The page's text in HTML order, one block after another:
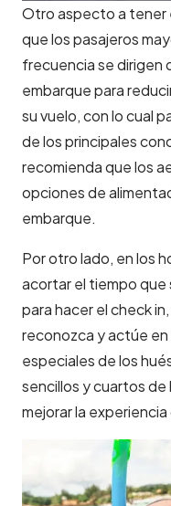
Otro aspecto a tener
que los pasajeros
frecuencia se dirigen
embarque para
su vuelo, con lo cual
de los principales
recomienda que los
opciones de
embarque.
Por otro lado, en los
acortar el tiempo que
para hacer el check
reconozca y actúe
especiales de los
sencillos y cuartos
mejorar la